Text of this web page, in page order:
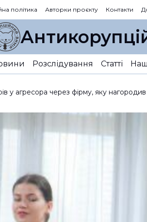
політика Авторки проєкту Контакти
Розслідування Статті
у агресора через фірму, яку